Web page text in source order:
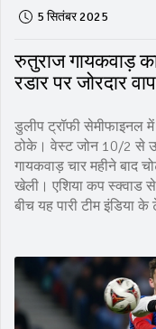
5 सितंबर 2025
रुतुराज गायकवाड़
रडार पर जोरदार
डुलीप ट्रॉफी सेमीफाइनल
ठोके। वेस्ट जोन 10/2 से
गायकवाड़ चार महीने बाद
खेली। एशिया कप स्क्वाड
बीच यह पारी टीम